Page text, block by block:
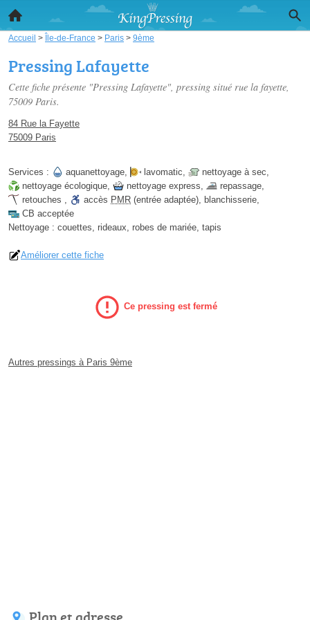
Accueil > Île-de-France > Paris > 9ème
Pressing Lafayette
Cette fiche présente "Pressing Lafayette", pressing situé rue la fayette,
75009 Paris.
84 Rue la Fayette
75009 Paris
Services : aquanettoyage, lavomatic, nettoyage à sec,
nettoyage écologique, nettoyage express, repassage,
retouches , accès PMR (entrée adaptée), blanchisserie,
CB acceptée
Nettoyage : couettes, rideaux, robes de mariée, tapis
Améliorer cette fiche
Ce pressing est fermé
Autres pressings à Paris 9ème